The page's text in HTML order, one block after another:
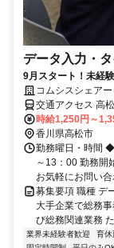
データ入力・
9月スタート！未経
コムシスシェア
交通アクセス 高
長尾線 瓦町駅（
電車通勤/バス通勤に便利な立地！
公園前」から徒
すよ♪ 周辺
時給1,250円～
香川県高松市
勤務曜日・時間
～13：00 勤務開
お気軽にお問い
募集要項 職種 デ
大手企業で総務
び総務関連業務
業界未経験者歓迎 育休